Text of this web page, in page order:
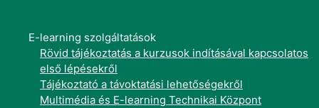
E-learning szolgáltatások
Rövid tájékoztatás a kurzusok indításával kapcsolatos
első lépésekről
Tájékoztató a távoktatási lehetőségekről
Multimédia és E-learning Technikai Központ